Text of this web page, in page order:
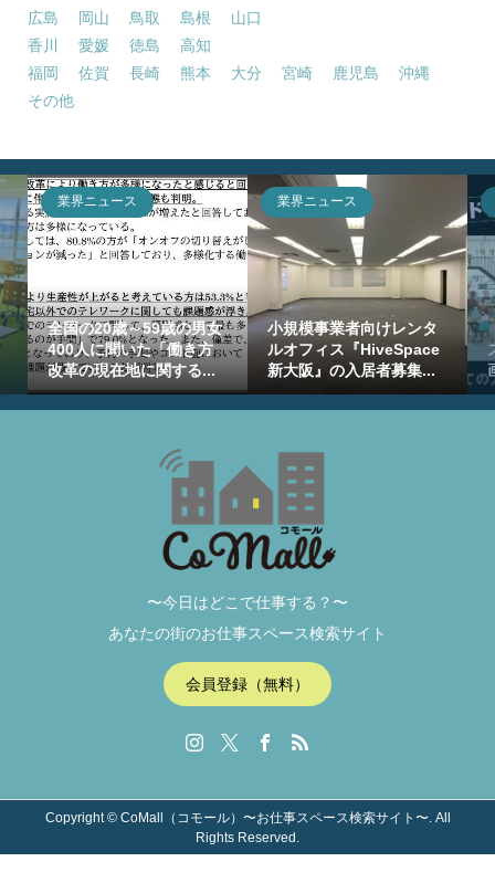
広島
岡山 鳥取 島根
山口
香川
愛媛 徳島
高知
福岡
佐賀 長崎 熊本 大分 宮崎 鹿児島
沖縄
その他
業界ニュース
全国の20歳～59歳の男女
400人に聞いた「働き方
改革の現在地に関する...
業界ニュース
小規模事業者向けレンタ
ルオフィス『HiveSpace
新大阪』の入居者募集...
〜今日はどこで仕事する？〜
あなたの街のお仕事スペース検索サイト
会員登録（無料）
Copyright ©CoMall（コモール）〜お仕事スペース検索サイト〜. All
Rights Reserved.